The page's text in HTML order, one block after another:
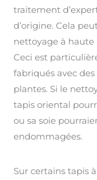
traitement
d’origine. Cela
nettoyage à haute
Ceci est
fabriqués avec
plantes. Si le
tapis oriental
ou sa soie
endommagées.
Sur certains tapis